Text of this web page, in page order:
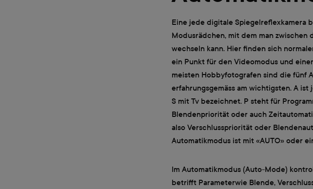
Eine jede digitale Spiegelreflexkamera
Modusrädchen, mit dem man zwischen
wechseln kann. Hier finden sich
ein Punkt für den Videomodus und
meisten Hobbyfotografen sind die fünf
erfahrungsgemäss am wichtigsten. A
S mit Tv bezeichnet. P steht für
Blendenpriorität oder auch
also Verschlusspriorität oder
Automatikmodus ist mit «AUTO» oder
Im Automatikmodus (Auto-Mode)
betrifft Parameterwie Blende,